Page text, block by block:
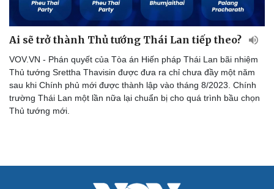
Ai sẽ trở thành Thủ tướng Thái Lan tiếp theo?
VOV.VN - Phán quyết của Tòa án Hiến pháp Thái Lan bãi nhiệm
Thủ tướng Srettha Thavisin được đưa ra chỉ chưa đầy một năm
sau khi Chính phủ mới được thành lập vào tháng 8/2023. Chính
trường Thái Lan một lần nữa lại chuẩn bị cho quá trình bầu chọn
Thủ tướng mới.